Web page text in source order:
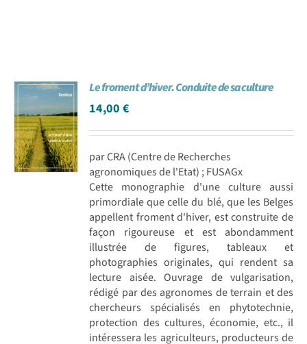
Le froment d’hiver. Conduite de sa culture
14,00€
par CRA (Centre de Recherches
agronomiques de l'Etat) ; FUSAGx
Cette monographie d'une culture aussi
primordiale que celle du blé, que les Belges
appellent froment d'hiver, est construite de
façon rigoureuse et est abondamment
illustrée de figures, tableaux et
photographies originales, qui rendent sa
lecture aisée. Ouvrage de vulgarisation,
rédigé par des agronomes de terrain et des
chercheurs spécialisés en phytotechnie,
protection des cultures, économie, etc., il
intéressera les agriculteurs, producteurs de